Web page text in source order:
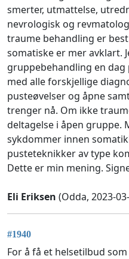
smerter, utmattelse,
nevrologisk og
traume behandling er
somatiske er mer avklart.
gruppebehandling en dag
med alle forskjellige
pusteøvelser og åpne
trenger nå. Om ikke
deltagelse i åpen gruppe.
sykdommer innen
pusteteknikker av type
Dette er min mening.
Eli Eriksen (Odda, 2023-
#1940
For å få et helsetilbud